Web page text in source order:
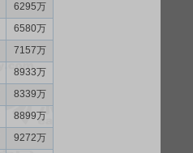
6295万
6580万
7157万
8933万
8339万
8899万
9272万